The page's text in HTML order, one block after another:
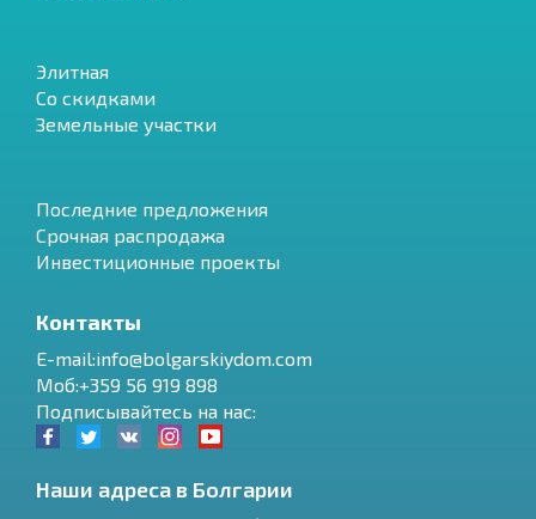
Элитная
Со скидками
Земельные участки
Последние предложения
Срочная распродажа
Инвестиционные проекты
Контакты
E-mail:info@bolgarskiydom.com
Моб:+359 56 919 898
Подписывайтесь на нас:
Наши адреса в Болгарии